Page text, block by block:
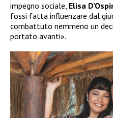
impegno sociale, Elisa
fossi fatta influenzare dal
combattuto nemmeno un
portato avanti».